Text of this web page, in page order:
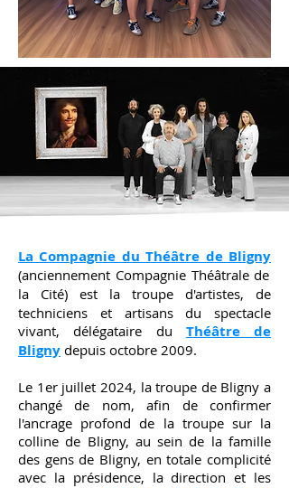
La Compagnie du Théâtre de Bligny
(anciennement Compagnie Théâtrale de
la Cité)
est la troupe d'artistes, de
techniciens et artisans du spectacle
vivant, délégataire du Théâtre de
Bligny depuis octobre 2009.
Le 1er juillet 2024, la troupe de Bligny a
changé de nom, afin de confirmer
l'ancrage profond de la troupe sur la
colline de Bligny, au sein de la famille
des gens de Bligny, en totale complicité
avec la présidence, la direction et les